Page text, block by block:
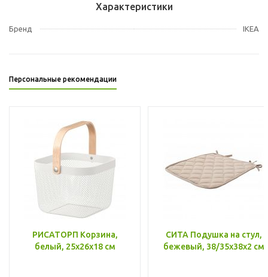
Характеристики
Бренд IKEA
Персональные рекомендации
РИСАТОРП Корзина,
белый, 25x26x18 см
СИТА Подушка на стул,
бежевый, 38/35x38x2 см